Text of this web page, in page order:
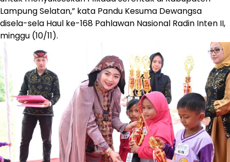
Lampung Selatan,” kata Pandu Kesuma Dewangsa
disela-sela Haul ke-168 Pahlawan Nasional Radin Inten II,
minggu (10/11).